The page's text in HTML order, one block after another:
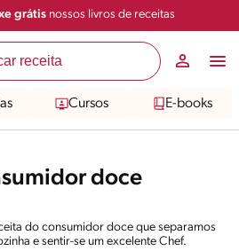
grátisnossos livros de receitas
Cursos E-books
doce
do consumidor doce que separamos
e sentir-se um excelente Chef.